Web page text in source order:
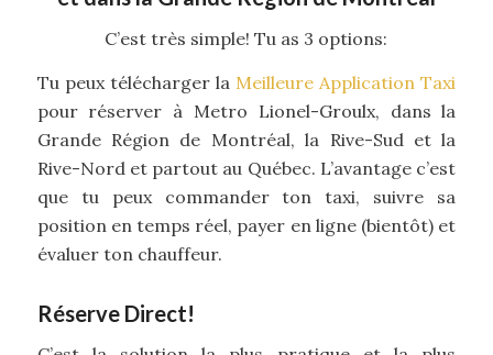
C’est très simple! Tu as 3 options:
Tu peux télécharger la Meilleure Application Taxi
pour réserver à Metro Lionel-Groulx, dans la
Grande Région de Montréal, la Rive-Sud et la
Rive-Nord et partout au Québec. L’avantage c’est
que tu peux commander ton taxi, suivre sa
position en temps réel, payer en ligne (bientôt) et
évaluer ton chauffeur.
Réserve Direct!